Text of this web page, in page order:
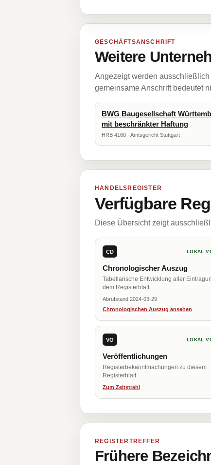
GESCHÄFTSANSCHRIFT
Weitere
Angezeigt werden
gemeinsame Anschrift bedeutet
BWG Baugesellschaft
mit beschränkter Haftung
HRB 4160 · Amtsgericht Stuttgart
HANDELSREGISTER
Verfügbare
Diese Übersicht zeigt
CD LOKAL
Chronologischer Auszug
Tabellarische Entwicklung aller
dem Registerblatt.
Abrufstand 2024-03-29
Chronologischen Auszug ansehen
VÖ LOKAL
Veröffentlichungen
Registerbekanntmachungen zu diesem
Registerblatt.
Zum Zeitstrahl
REGISTERTREFFER
Frühere